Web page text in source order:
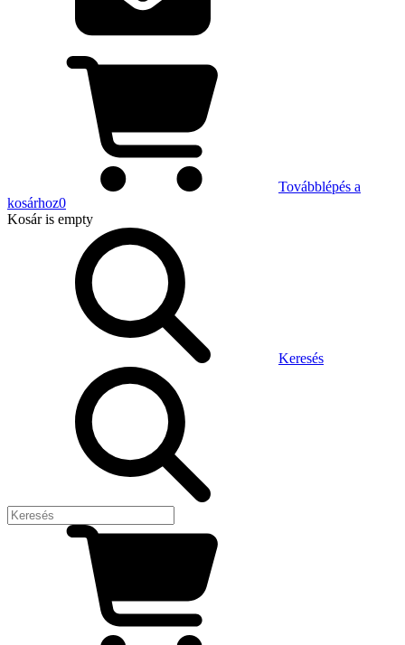
Továbblépés a
kosárhoz0
Kosáris empty
Keresés